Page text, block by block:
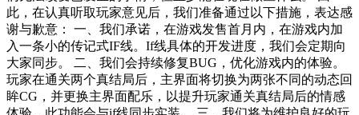
此，在认真听取玩家意见后，我们准备通过以下措施，表达感
谢与歉意： 一、我们承诺，在游戏发售首月内，在游戏内加
入一条小的传记式IF线。If线具体的开发进度，我们会定期向
大家同步。 二、我们会持续修复BUG，优化游戏内的体验。
玩家在通关两个真结局后，主界面将切换为两张不同的动态回
眸CG，并更换主界面配乐，以提升玩家通关真结局后的情感